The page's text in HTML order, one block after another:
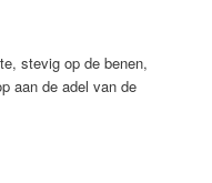
stevig op de benen,
aan de adel van de